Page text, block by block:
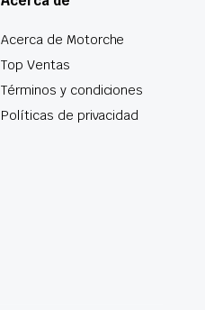
Acerca de Motorche
Top Ventas
Términos y condiciones
Políticas de privacidad